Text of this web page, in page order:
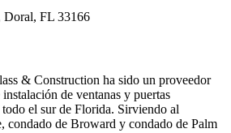
Doral, FL 33166
& Construction ha sido un proveedor
de ventanas y puertas
todo el sur de Florida. Sirviendo al
condado de Broward y condado de Palm